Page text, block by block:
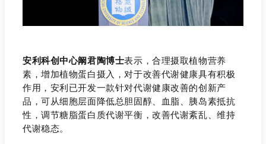
安利科创中心阚君陶博士表示，合理摄取植物营养
素，增加植物蛋白摄入，对于改善代谢健康具有积极
作用，安利已开发一款针对代谢健康改善的创新产
品，可从细胞层面降低总胆固醇、血脂、胰岛素抵抗
性，调节糖脂蛋白质代谢平衡，改善代谢紊乱、维持
代谢稳态。